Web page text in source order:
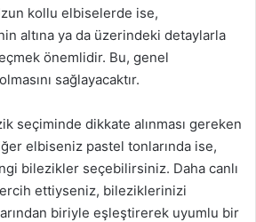
kollu elbiselerde ise,
altına ya da üzerindeki detaylarla
önemlidir. Bu, genel
sağlayacaktır.
seçiminde dikkate alınması gereken
elbiseniz pastel tonlarında ise,
bilezikler seçebilirsiniz. Daha canlı
ettiyseniz, bileziklerinizi
biriyle eşleştirerek uyumlu bir